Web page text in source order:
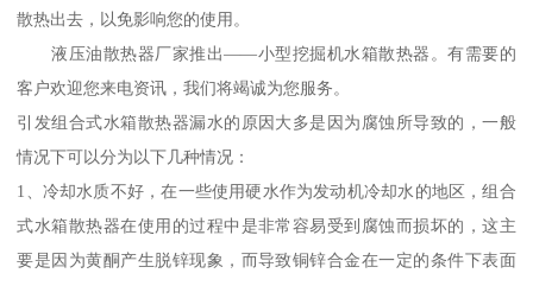
散热出去，以免影响您的使用。
液压油散热器厂家推出——小型挖掘机水箱散热器。有需要的
客户欢迎您来电资讯，我们将竭诚为您服务。
引发组合式水箱散热器漏水的原因大多是因为腐蚀所导致的，一般
情况下可以分为以下几种情况：
1、冷却水质不好，在一些使用硬水作为发动机冷却水的地区，组合
式水箱散热器在使用的过程中是非常容易受到腐蚀而损坏的，这主
要是因为黄酮产生脱锌现象，而导致铜锌合金在一定的条件下表面